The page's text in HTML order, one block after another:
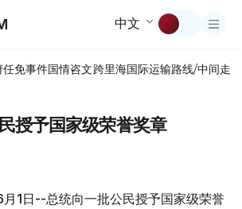
中文
任免事件国情咨文跨里海国际运输路线/中间走廊
授予国家级荣誉奖章
1日--总统向一批公民授予国家级荣誉